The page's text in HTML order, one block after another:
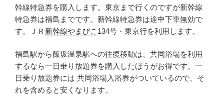
幹線特急券を購入します。東京まで行くのですが新幹線
特急券は福島までです。新幹線特急券は途中下車無効で
す。ＪＲ 新幹線やまびこ 134号・東京行を利用します。
福島駅から飯坂温泉駅への往復移動は、共同浴場を利用
するなら一日乗り放題券を購入したほうがお得です。一
日乗り放題券には 共同浴場入浴券がついているので、そ
れを含めると安くなります。